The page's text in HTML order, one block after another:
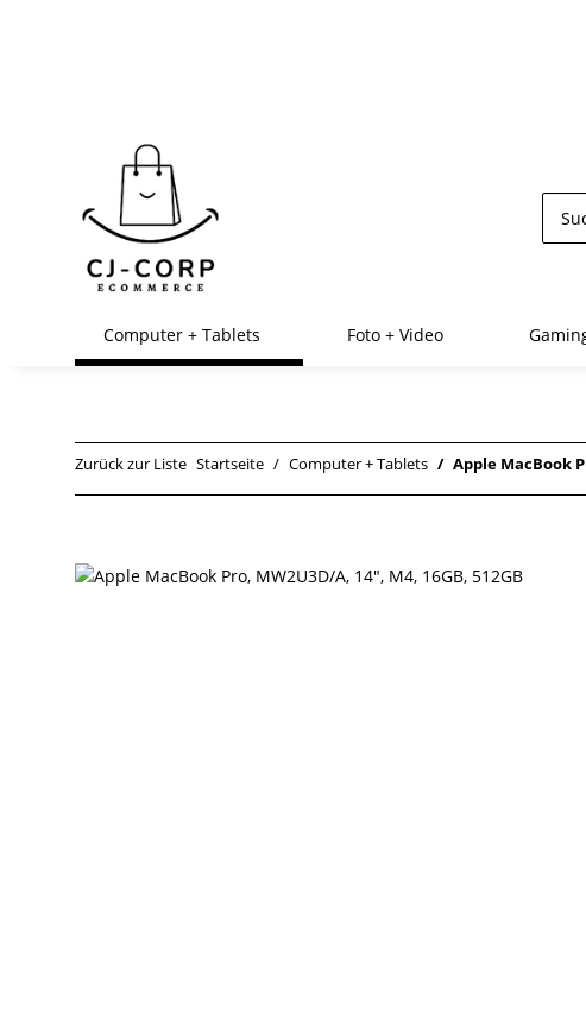
Computer + Tablets Foto + Video
Zurück zur Liste Startseite Computer + Tablets Apple MacBook